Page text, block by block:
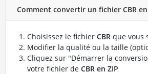
Comment convertir un fichier CBR
Choisissez le fichier CBRque vous
Modifier la qualité ou la taille
Cliquez sur "Démarrer la
votre fichier de CBR en ZIP